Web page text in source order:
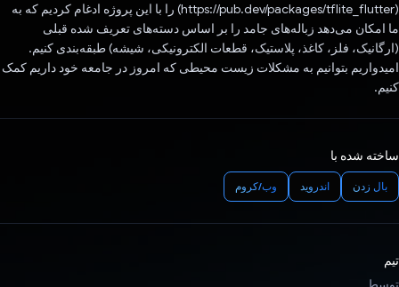
(https://pub.dev/packages/tflite_flutter) را با این پروژه ادغام کردیم که به
ما امکان می‌دهد زباله‌های جامد را بر اساس دسته‌های تعریف شده قبلی
(ارگانیک، فلز، کاغذ، پلاستیک، قطعات الکترونیکی، شیشه) طبقه‌بندی کنیم.
امیدواریم بتوانیم به مشکلات زیست محیطی که امروز در جامعه خود داریم کمک
کنیم.
ساخته شده با
بال زدن اندروید وب/کروم
تیم